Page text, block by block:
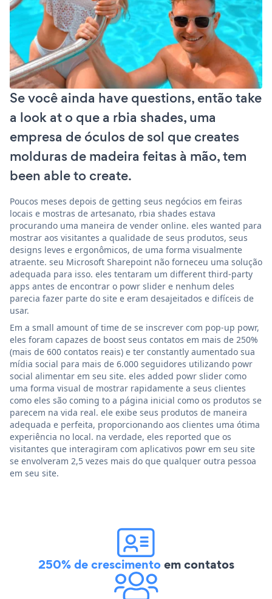
Se você ainda have questions, então take
a look at o que a rbia shades, uma
empresa de óculos de sol que creates
molduras de madeira feitas à mão, tem
been able to create.
Poucos meses depois de getting seus negócios em feiras
locais e mostras de artesanato, rbia shades estava
procurando uma maneira de vender online. eles wanted para
mostrar aos visitantes a qualidade de seus produtos, seus
designs leves e ergonômicos, de uma forma visualmente
atraente. seu Microsoft Sharepoint não forneceu uma solução
adequada para isso. eles tentaram um different third-party
apps antes de encontrar o powr slider e nenhum deles
parecia fazer parte do site e eram desajeitados e difíceis de
usar.
Em a small amount of time de se inscrever com pop-up powr,
eles foram capazes de boost seus contatos em mais de 250%
(mais de 600 contatos reais) e ter constantly aumentado sua
mídia social para mais de 6.000 seguidores utilizando powr
social alimentar em seu site. eles added powr slider como
uma forma visual de mostrar rapidamente a seus clientes
como eles são coming to a página inicial como os produtos se
parecem na vida real. ele exibe seus produtos de maneira
adequada e perfeita, proporcionando aos clientes uma ótima
experiência no local. na verdade, eles reported que os
visitantes que interagiram com aplicativos powr em seu site
se envolveram 2,5 vezes mais do que qualquer outra pessoa
em seu site.
250% de crescimentoem contatos